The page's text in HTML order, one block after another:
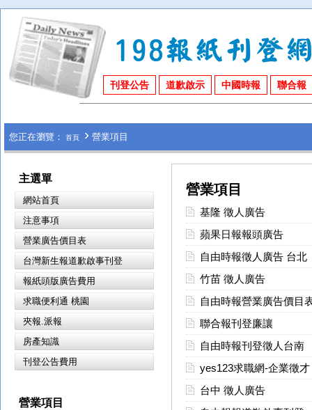
刊登公告 道歉啟示 中國時報 聯合報
您正在瀏覽： 首頁 營業項目
主選單
網站首頁
注意事項
營業廣告價目表
台灣新生報道歉啟事刊登
報紙頭版廣告費用
求職便利通 桃園
夾報.派報
房產知識
刊登公告費用
營業項目
營業項目
基隆 徵人廣告
蘋果日報報頭廣告
自由時報徵人廣告 台北
竹苗 徵人廣告
自由時報營業廣告價目
聯合報刊登廉讓
自由時報刊登徵人台南
yes123求職網-企業徵才
台中 徵人廣告